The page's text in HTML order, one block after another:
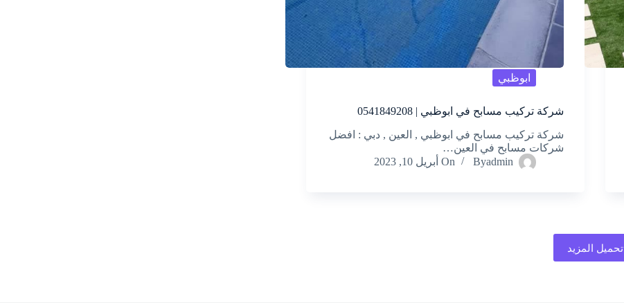
ابوظبي
شركة تركيب مسابح في ابوظبي | 0541849208
شركة تركيب مسابح في ابوظبي , العين , دبي : افضل
شركات مسابح في العين…
Byadmin
On أبريل 10, 2023
تحميل المزيد